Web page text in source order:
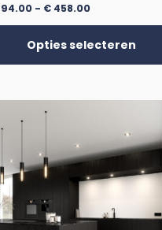
94.00 - € 458.00
Opties selecteren